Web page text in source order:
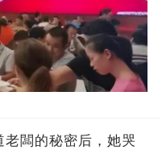
闆的秘密后，她哭